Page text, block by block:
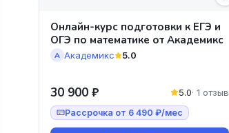
Онлайн-курс подготовки к ЕГЭ и
ОГЭ по математике от Академикс
А Академикс 5.0
30 900 ₽ 5.0· 1 отзыв
Рассрочка от 6 490 ₽/мес